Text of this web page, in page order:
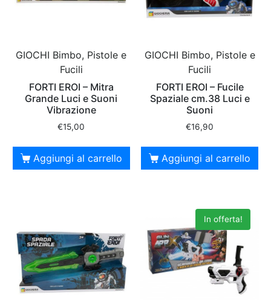
GIOCHI Bimbo, Pistole e
Fucili
FORTI EROI – Mitra
Grande Luci e Suoni
Vibrazione
€15,00
Aggiungi al carrello
GIOCHI Bimbo, Pistole e
Fucili
FORTI EROI – Fucile
Spaziale cm.38 Luci e
Suoni
€16,90
Aggiungi al carrello
In offerta!